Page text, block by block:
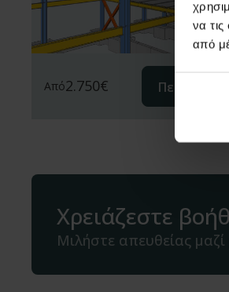
να
από
Από2.750€
Χρειάζεστε
Μιλήστε απευθείας